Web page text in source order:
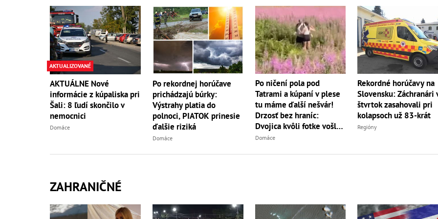
AKTUALIZOVANÉ
AKTUÁLNE Nové
informácie z kúpaliska pri
Šali: 8 ľudí skončilo v
nemocnici
Domáce
Po rekordnej horúčave
prichádzajú búrky:
Výstrahy platia do
polnoci, PIATOK prinesie
ďalšie riziká
Domáce
Po ničení pola pod
Tatrami a kúpaní v plese
tu máme ďalší nešvár!
Drzosť bez hraníc:
Dvojica kvôli fotke vošla
do...
Domáce
Rekordné horúčavy na
Slovensku: Záchranári
štvrtok zasahovali pri
kolapsoch už 83-krát
Regióny
ZAHRANIČNÉ